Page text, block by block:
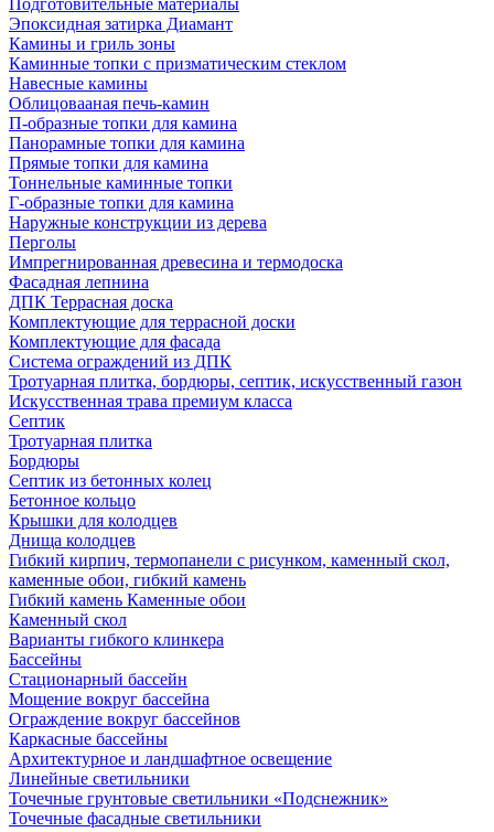
Эпоксидная затирка Диамант
Камины и гриль зоны
Каминные топки с призматическим стеклом
Навесные камины
Облицовааная печь-камин
П-образные топки для камина
Панорамные топки для камина
Прямые топки для камина
Тоннельные каминные топки
Г-образные топки для камина
Наружные конструкции из дерева
Перголы
Импрегнированная древесина и термодоска
Фасадная лепнина
ДПК Террасная доска
Комплектующие для террасной доски
Комплектующие для фасада
Система ограждений из ДПК
Тротуарная плитка, бордюры, септик, искусственный газон
Искусственная трава премиум класса
Септик
Тротуарная плитка
Бордюры
Септик из бетонных колец
Бетонное кольцо
Крышки для колодцев
Днища колодцев
Гибкий кирпич, термопанели с рисунком, каменный скол,
каменные обои, гибкий камень
Гибкий камень Каменные обои
Каменный скол
Варианты гибкого клинкера
Бассейны
Стационарный бассейн
Мощение вокруг бассейна
Ограждение вокруг бассейнов
Каркасные бассейны
Архитектурное и ландшафтное освещение
Линейные светильники
Точечные грунтовые светильники «Подснежник»
Точечные фасадные светильники